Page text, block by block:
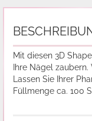
Mit diesen 3D
Ihre Nägel
Lassen Sie Ihrer
Füllmenge ca. 100